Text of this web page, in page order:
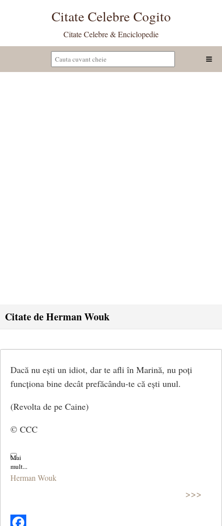
Citate Celebre Cogito
Citate Celebre & Enciclopedie
Citate de Herman Wouk
Dacă nu ești un idiot, dar te afli în Marină, nu poți
funcționa bine decât prefăcându-te că ești unul.
(Revolta de pe Caine)
© CCC
Herman Wouk
>>>